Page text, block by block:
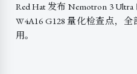
Red Hat 发布 Nemotron 3
W4A16 G128 量化检查点，
用。